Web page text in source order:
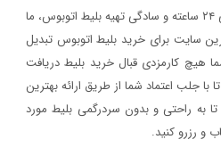
تمام این امکانات در کنار پشتیبانی‌ ۲۴ ساعته و سادگی تهیه بلیط اتوبوس، ما
سایت برای خرید بلیط اتوبوس تبدیل
سامانه سفر۷۲۴ از شما هیچ کارمزدی قبال خرید بلیط دریافت
جلب اعتماد شما از طریق ارائه بهترین
به راحتی و بدون سردرگمی بلیط مورد
و رزرو کنید.